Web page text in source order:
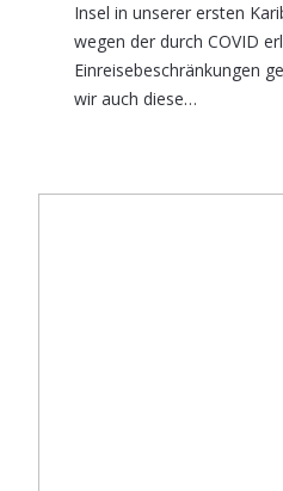
Insel in unserer ersten
wegen der durch COVID
Einreisebeschränkungen
wir auch diese…